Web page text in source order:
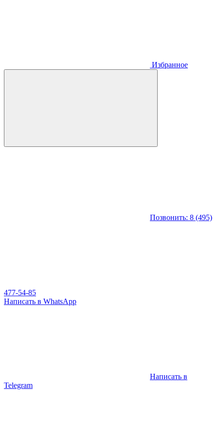
Избранное
Позвонить: 8 (495)
477-54-85
Написать в WhatsApp
Написать в
Telegram